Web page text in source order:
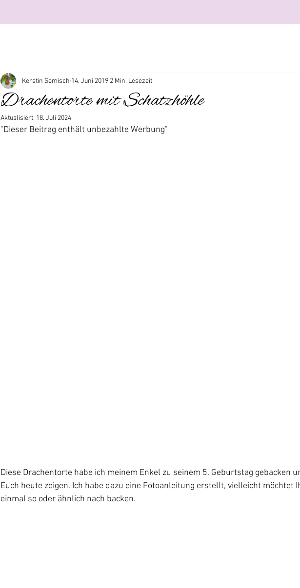
Drachentorte mit Schatzhöhle
Kerstin Semisch 14. Juni 2019 2 Min. Lesezeit
Aktualisiert: 18. Juli 2024
"Dieser Beitrag enthält unbezahlte Werbung"
Diese Drachentorte habe ich meinem Enkel zu seinem 5. Geburtstag gebacken
Euch heute zeigen. Ich habe dazu eine Fotoanleitung erstellt, vielleicht möchtet
einmal so oder ähnlich nach backen.